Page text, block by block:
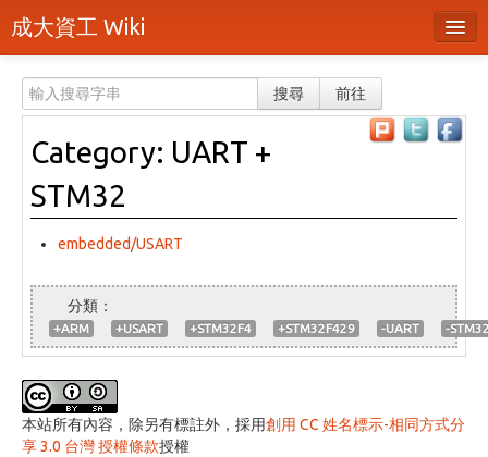
成大資工 Wiki
分類
隨機頁面
最近活動
上傳檔案
登入 / 註冊帳號
搜尋 前往
Category: UART +
STM32
embedded/USART
+ARM +USART +STM32F4 +STM32F429 -UART -
本站所有內容，除另有標註外，採用創用 CC 姓名標示-相同方式分
享 3.0 台灣 授權條款授權